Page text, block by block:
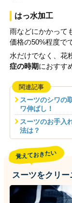
はっ水加工
雨などにかかって
価格の50%程度で
水だけでなく、花
症の時期におすす
関連記事
スーツのシワの
ワ伸ばし！
スーツのお手入
法は？
覚えておきたい
スーツをクリ